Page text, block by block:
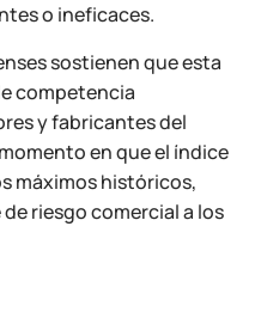
o ineficaces.
sostienen que esta
competencia
y fabricantes del
en que el índice
máximos históricos,
riesgo comercial a los